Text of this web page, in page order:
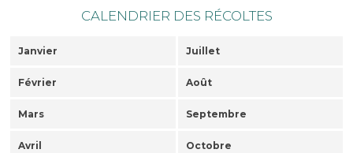
CALENDRIER DES RÉCOLTES
Janvier Juillet
Février Août
Mars Septembre
Avril Octobre